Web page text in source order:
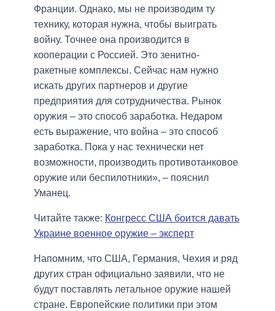
Франции. Однако, мы не производим ту
технику, которая нужна, чтобы выиграть
войну. Точнее она производится в
кооперации с Россией. Это зенитно-
ракетные комплексы. Сейчас нам нужно
искать других партнеров и другие
предприятия для сотрудничества. Рынок
оружия – это способ заработка. Недаром
есть выражение, что война – это способ
заработка. Пока у нас технически нет
возможности, производить противотанковое
оружие или беспилотники», – пояснил
Уманец.
Читайте также: Конгресс США боится давать
Украине военное оружие – эксперт
Напомним, что США, Германия, Чехия и ряд
других стран официально заявили, что не
будут поставлять летальное оружие нашей
стране. Европейские политики при этом